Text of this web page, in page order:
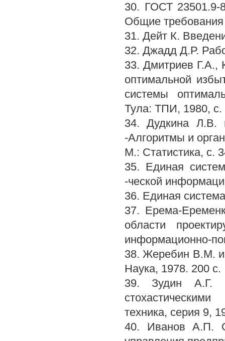
30. ГОСТ 23501.9-
Общие
31. Дейт К.
32. Джадд Д.Р.
33. Дмитриев Г.А.,
оптимальной
системы
Тула: ТПИ, 1980, с.
34. Дудкина Л.В.
-Алгоритмы и
М.: Статистика, с.
35. Единая
-ческой
36. Единая
37. Ерема-
области
информационно-
38. Жеребин В.М.
Наука, 1978. 200 с.
39. Зудин А.Г. О
техника, серия 9,
40. Иванов А.П.